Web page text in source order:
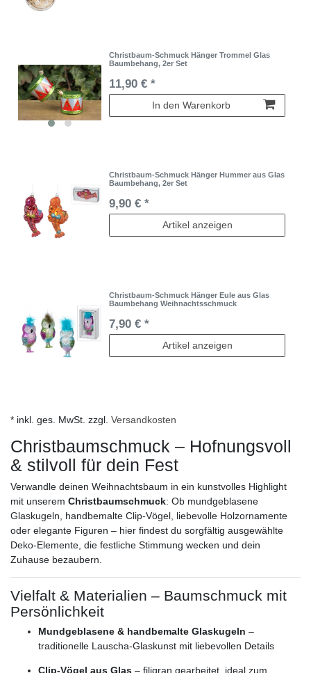
Christbaum-Schmuck Hänger Trommel Glas
Baumbehang, 2er Set
11,90 € *
In den Warenkorb
Christbaum-Schmuck Hänger Hummer aus Glas
Baumbehang, 2er Set
9,90 € *
Artikel anzeigen
Christbaum-Schmuck Hänger Eule aus Glas
Baumbehang Weihnachtsschmuck
7,90 € *
Artikel anzeigen
* inkl. ges. MwSt. zzgl. Versandkosten
Christbaumschmuck – Hofnungsvoll
& stilvoll für dein Fest
Verwandle deinen Weihnachtsbaum in ein kunstvolles Highlight
mit unserem Christbaumschmuck: Ob mundgeblasene
Glaskugeln, handbemalte Clip-Vögel, liebevolle Holzornamente
oder elegante Figuren – hier findest du sorgfältig ausgewählte
Deko-Elemente, die festliche Stimmung wecken und dein
Zuhause bezaubern.
Vielfalt & Materialien – Baumschmuck mit
Persönlichkeit
Mundgeblasene & handbemalte Glaskugeln –
traditionelle Lauscha-Glaskunst mit liebevollen Details
Clip-Vögel aus Glas – filigran gearbeitet, ideal zum